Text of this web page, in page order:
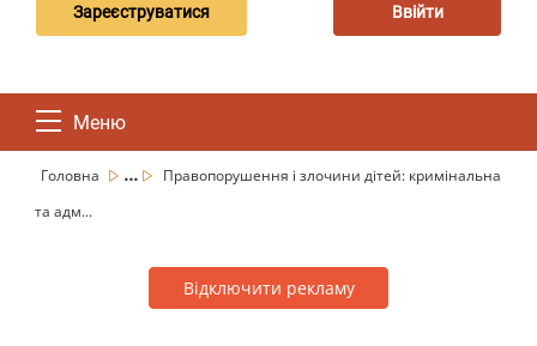
Зареєструватися Ввійти
Меню
Головна ...
Правопорушення і злочини дітей: кримінальна
та адм...
Відключити рекламу